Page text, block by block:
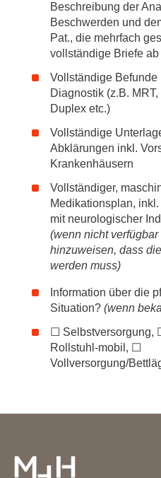
weitergeben und sind nur
Zugriffsberechtigten, das
Klinik für Neurologie der
Erfüllung der vertraglichen
bzw. zur Umsetzung des
MHH benötigen.
Speicherung
Meine Daten werden nach
Klinik für Neurologie- so
die Erfüllung des Zwecks
Widerruf
Ich kann mich jederzeit per
der Anbindung an unsere
Widerrufes werden meine
Kontaktformular
Rechte
In der unter dem Formular
Datenschutzerklärung habe
der mich betreffenden
DSGVO zur Kenntnis
Beschreibung der
Beschwerden und
Pat., die mehrfach
vollständige Briefe
Vollständige
Diagnostik (z.B.
Duplex etc.)
Vollständige
Abklärungen inkl.
Krankenhäusern
Vollständiger,
Medikationsplan,
mit neurologischer
(wenn nicht
hinzuweisen, dass
werden muss)
Information über die
Situation? (wenn
☐ Selbstversorgung,
Rollstuhl-mobil, ☐
Vollversorgung/